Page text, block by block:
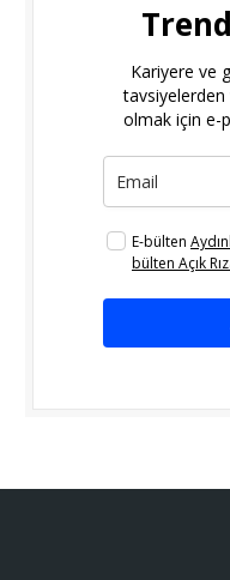
Kariyere ve
olmak için e-
E-bülten
bülten Açık